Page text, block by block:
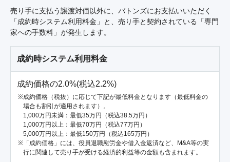
売り手に支払う譲渡対価以外に、バトンズにお支払いいただく
「成約時システム利用料金」と、売り手と契約されている「専門
家への手数料」が発生します。
成約時システム利用料金
成約価格の2.0%(税込2.2%)
成約価格（税抜）に応じて下記が最低料金となります（最低料金の
場合も割引が適用されます）。
1,000万円未満：最低35万円（税込38.5万円）
1,000万円以上：最低70万円（税込77万円）
5,000万円以上：最低150万円（税込165万円）
「成約価格」には、役員退職慰労金や借入金返済など、M&A等の実
行に関連して売り手が受ける経済的利益等の金額も含まれます。